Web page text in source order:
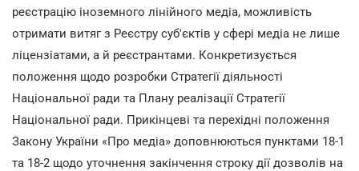
реєстрацію іноземного лінійного медіа, можливість
отримати витяг з Реєстру суб'єктів у сфері медіа не лише
ліцензіатами, а й реєстрантами. Конкретизується
положення щодо розробки Стратегії діяльності
Національної ради та Плану реалізації Стратегії
Національної ради. Прикінцеві та перехідні положення
Закону України «Про медіа» доповнюються пунктами 18-1
та 18-2 щодо уточнення закінчення строку дії дозволів на